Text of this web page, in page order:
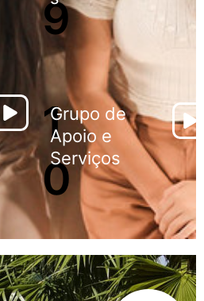
9
1
0
Grupo de
Apoio e
Serviços